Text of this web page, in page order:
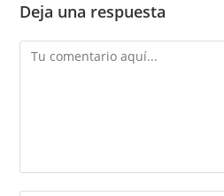
Deja una respuesta